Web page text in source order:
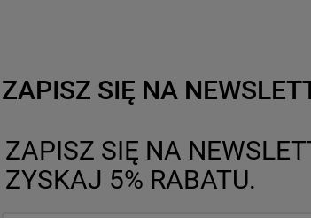
Automatyczne
ulubione
Dzięki
spośród
dobierze
ZAPISZ SIĘ NA
ZAPISZ SIĘ NA
ZYSKAJ 5% RABATU.